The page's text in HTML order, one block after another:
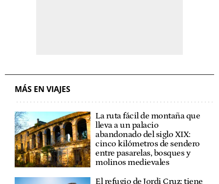
MÁS EN VIAJES
La ruta fácil de montaña que
lleva a un palacio
abandonado del siglo XIX:
cinco kilómetros de sendero
entre pasarelas, bosques y
molinos medievales
El refugio de Jordi Cruz: tiene